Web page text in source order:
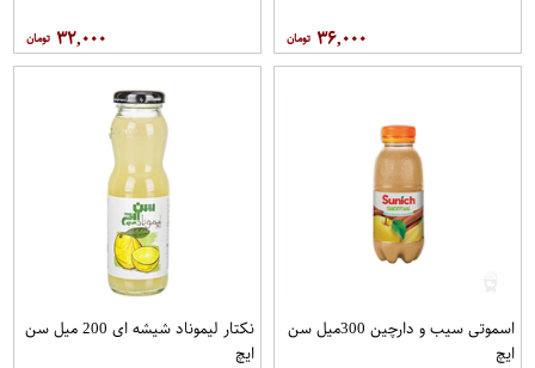
۳۶,۰۰۰ ۳۲,۰۰۰
اسموتی سیب و دارچین 300میل سن
ایچ
نکتار لیموناد شیشه ای 200 میل سن
ایچ